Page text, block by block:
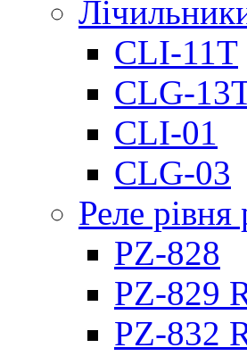
CLI-11T
CLG-
CLI-01
CLG-03
Реле рівня
PZ-828
PZ-829
PZ-832